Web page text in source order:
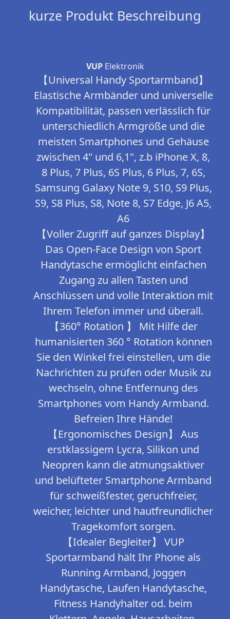
kurze Produkt Beschreibung
VUPElektronik
【Universal Handy Sportarmband】
Elastische Armbänder und universelle
Kompatibilität, passen verlässlich für
unterschiedlich Armgröße und die
meisten Smartphones und Gehäuse
zwischen 4" und 6,1", z.b iPhone X, 8,
8 Plus, 7 Plus, 6S Plus, 6 Plus, 7, 6S,
Samsung Galaxy Note 9, S10, S9 Plus,
S9, S8 Plus, S8, Note 8, S7 Edge, J6 A5,
A6
【Voller Zugriff auf ganzes Display】
Das Open-Face Design von Sport
Handytasche ermöglicht einfachen
Zugang zu allen Tasten und
Anschlüssen und volle Interaktion mit
Ihrem Telefon immer und überall.
【360° Rotation 】 Mit Hilfe der
humanisierten 360 ° Rotation können
Sie den Winkel frei einstellen, um die
Nachrichten zu prüfen oder Musik zu
wechseln, ohne Entfernung des
Smartphones vom Handy Armband.
Befreien Ihre Hände!
【Ergonomisches Design】 Aus
erstklassigem Lycra, Silikon und
Neopren kann die atmungsaktiver
und belüfteter Smartphone Armband
für schweißfester, geruchfreier,
weicher, leichter und hautfreundlicher
Tragekomfort sorgen.
【Idealer Begleiter】 VUP
Sportarmband hält Ihr Phone als
Running Armband, Joggen
Handytasche, Laufen Handytasche,
Fitness Handyhalter od. beim